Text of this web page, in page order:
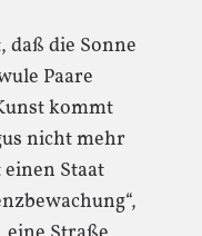
daß die Sonne
Paare
kommt
nicht mehr
Staat